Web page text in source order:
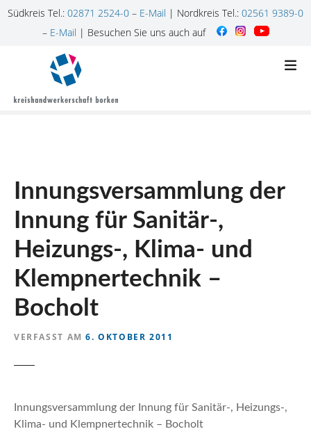
Südkreis Tel.: 02871 2524-0 – E-Mail | Nordkreis Tel.: 02561 9389-0
– E-Mail | Besuchen Sie uns auch auf
Innungsversammlung der
Innung für Sanitär-,
Heizungs-, Klima- und
Klempnertechnik –
Bocholt
VERFASST AM 6. OKTOBER 2011
Innungsversammlung der Innung für Sanitär-, Heizungs-,
Klima- und Klempnertechnik – Bocholt